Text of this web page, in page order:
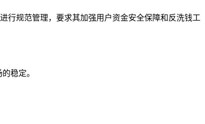
行规范管理，要求其加强用户资金安全保障和反洗钱工
稳定。